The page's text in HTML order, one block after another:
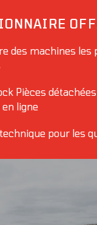
des machines les
Pièces
ligne
pour les